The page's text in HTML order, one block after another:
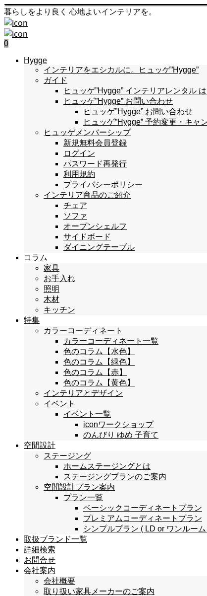
暮らしをより良く 心地よいインテリアを。
0
Hygge
インテリアをエシカルに。ヒュッゲ”Hygge”
ガイド
ヒュッゲ”Hygge” インテリアレンタル
ヒュッゲ”Hygge” お問い合わせ
ヒュッゲ”Hygge” お問い合わせ
ヒュッゲ”Hygge” 予約変更・キャ
ヒュッゲメンバーシップ
新規無料会員登録
ログイン
パスワード再発行
利用規約
プライバシーポリシー
インテリア商品のご紹介
チェア
ソファ
オープンシェルフ
サイドボード
ダイニングテーブル
コラム
家具
お手入れ
照明
木材
キッチン
特集
カラーコーディネート
カラーコーディネート一覧
色のコラム【水色】
色のコラム【緑色】
色のコラム【赤】
色のコラム【黄色】
インテリアとデザイン
イベント
イベント一覧
iconワークショップ
のんびり ゆめ 子育て
空間設計
ステージング
ホームステージングとは
ステージングプランのご案内
空間設計プラン案内
プラン一覧
ベーシックコーディネートプラン
プレミアムコーディネートプラン
シンプルプラン ( LD or ワンルー
取扱ブランド一覧
詳細検索
お問合せ
会社案内
会社概要
取り扱い家具メーカーのご案内